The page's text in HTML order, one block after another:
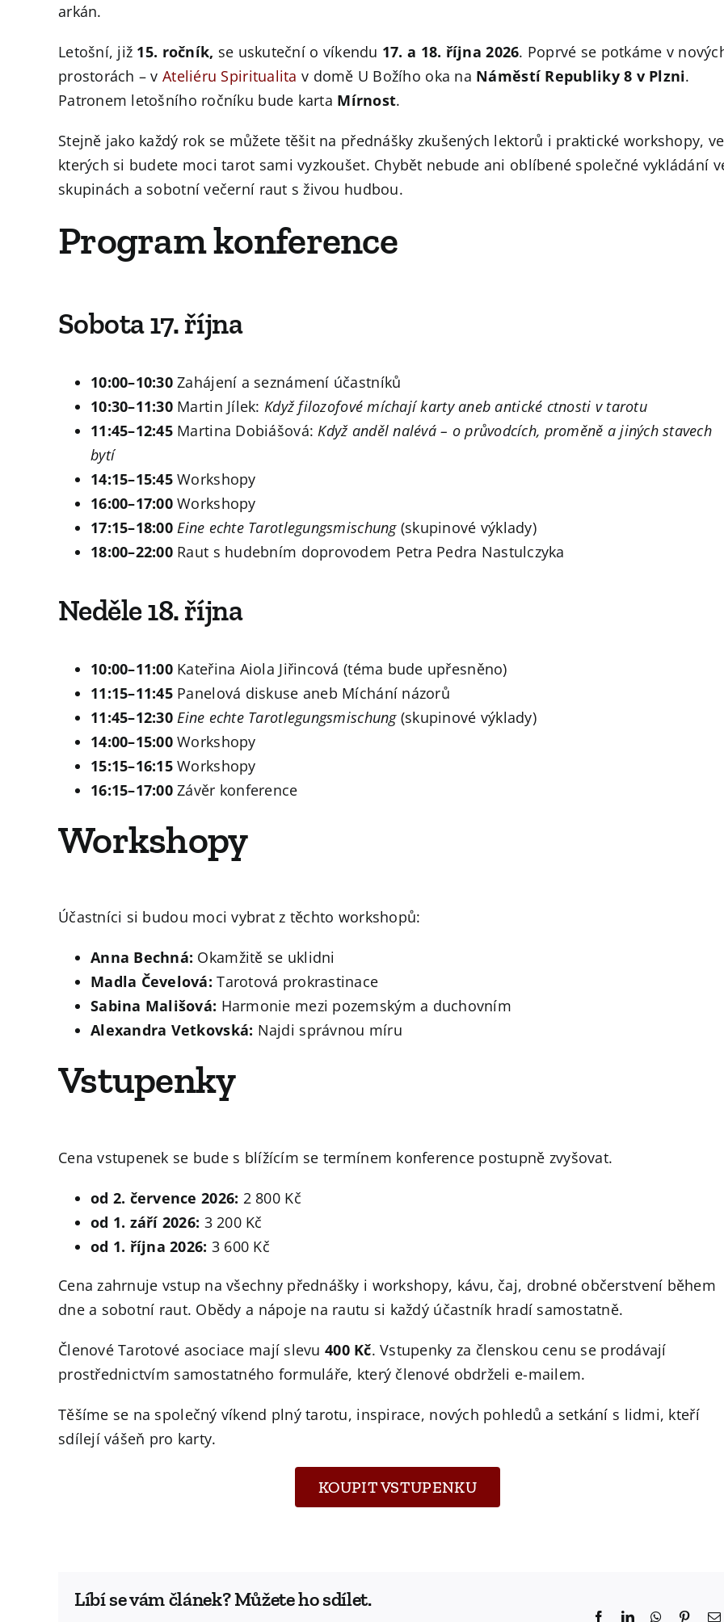
arkán.
Letošní, již 15. ročník, se uskuteční o víkendu 17. a 18. října 2026. Poprvé se potkáme v
prostorách – vAteliéru Spiritualita v domě U Božího oka na Náměstí Republiky 8 v Plzni.
Patronem letošního ročníku bude karta Mírnost.
Stejně jako každý rok se můžete těšit na přednášky zkušených lektorů i praktické workshopy, ve
kterých si budete moci tarot sami vyzkoušet. Chybět nebude ani oblíbené společné vykládání
skupinách a sobotní večerní raut s živou hudbou.
Program konference
Sobota 17. října
10:00–10:30Zahájení a seznámení účastníků
10:30–11:30Martin Jílek: Když filozofové míchají karty aneb antické ctnosti v tarotu
11:45–12:45Martina Dobiášová: Když anděl nalévá – o průvodcích, proměně a jiných stavech
bytí
14:15–15:45Workshopy
16:00–17:00Workshopy
17:15–18:00 Eine echte Tarotlegungsmischung(skupinové výklady)
18:00–22:00Raut s hudebním doprovodem Petra Pedra Nastulczyka
Neděle 18. října
10:00–11:00Kateřina Aiola Jiřincová (téma bude upřesněno)
11:15–11:45Panelová diskuse aneb Míchání názorů
11:45–12:30 Eine echte Tarotlegungsmischung(skupinové výklady)
14:00–15:00Workshopy
15:15–16:15Workshopy
16:15–17:00Závěr konference
Workshopy
Účastníci si budou moci vybrat z těchto workshopů:
Anna Bechná: Okamžitě se uklidni
Madla Čevelová: Tarotová prokrastinace
Sabina Mališová: Harmonie mezi pozemským a duchovním
Alexandra Vetkovská: Najdi správnou míru
Vstupenky
Cena vstupenek se bude s blížícím se termínem konference postupně zvyšovat.
od 2. července 2026: 2 800 Kč
od 1. září 2026: 3 200 Kč
od 1. října 2026: 3 600 Kč
Cena zahrnuje vstup na všechny přednášky i workshopy, kávu, čaj, drobné občerstvení během
dne a sobotní raut. Obědy a nápoje na rautu si každý účastník hradí samostatně.
Členové Tarotové asociace mají slevu 400 Kč. Vstupenky za členskou cenu se prodávají
prostřednictvím samostatného formuláře, který členové obdrželi e-mailem.
Těšíme se na společný víkend plný tarotu, inspirace, nových pohledů a setkání s lidmi, kteří
sdílejí vášeň pro karty.
KOUPIT VSTUPENKU
Líbí se vám článek? Můžete ho sdílet.
FacebookLinkedInWhatsApp